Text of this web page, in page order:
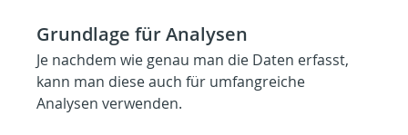
Grundlage für Analysen
Je nachdem wie genau man die Daten erfasst,
kann man diese auch für umfangreiche
Analysen verwenden.